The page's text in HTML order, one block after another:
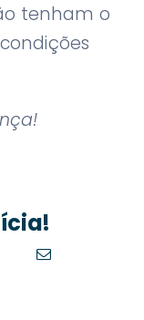
tenham o